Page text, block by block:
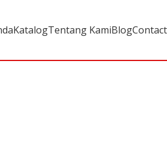
KatalogTentang KamiBlogContact